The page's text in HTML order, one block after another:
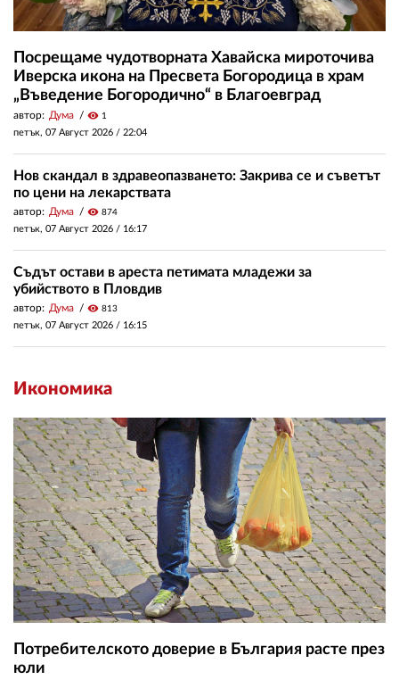
Посрещаме чудотворната Хавайска мироточива
Иверска икона на Пресвета Богородица в храм
„Въведение Богородично“ в Благоевград
автор: Дума visibility 1
петък, 07 Август 2026 / 22:04
Нов скандал в здравеопазването: Закрива се и съветът
по цени на лекарствата
автор: Дума visibility 874
петък, 07 Август 2026 / 16:17
Съдът остави в ареста петимата младежи за
убийството в Пловдив
автор: Дума visibility 813
петък, 07 Август 2026 / 16:15
Икономика
Потребителското доверие в България расте през
юли